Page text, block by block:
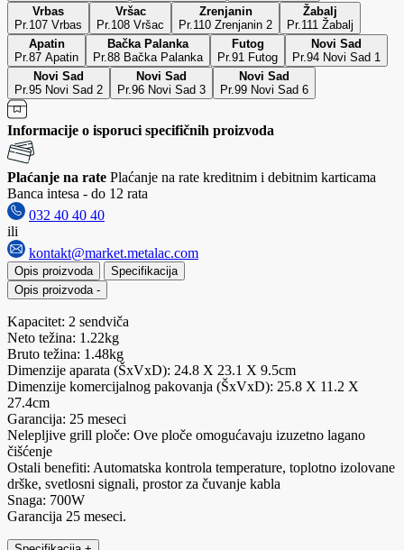
Vrbas
Pr.107 Vrbas
Vršac
Pr.108 Vršac
Zrenjanin
Pr.110 Zrenjanin 2
Žabalj
Pr.111 Žabalj
Apatin
Pr.87 Apatin
Bačka Palanka
Pr.88 Bačka Palanka
Futog
Pr.91 Futog
Novi Sad
Pr.94 Novi Sad 1
Novi Sad
Pr.95 Novi Sad 2
Novi Sad
Pr.96 Novi Sad 3
Novi Sad
Pr.99 Novi Sad 6
Informacije o isporuci specifičnih proizvoda
Plaćanje na rate Plaćanje na rate kreditnim i debitnim karticama
Banca intesa - do 12 rata
032 40 40 40
ili
kontakt@market.metalac.com
Opis proizvoda
Specifikacija
Opis proizvoda -
Kapacitet: 2 sendviča
Neto težina: 1.22kg
Bruto težina: 1.48kg
Dimenzije aparata (ŠxVxD): 24.8 X 23.1 X 9.5cm
Dimenzije komercijalnog pakovanja (ŠxVxD): 25.8 X 11.2 X
27.4cm
Garancija: 25 meseci
Nelepljive grill ploče: Ove ploče omogućavaju izuzetno lagano
čišćenje
Ostali benefiti: Automatska kontrola temperature, toplotno izolovane
drške, svetlosni signali, prostor za čuvanje kabla
Snaga: 700W
Garancija 25 meseci.